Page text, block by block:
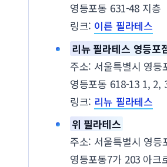
영등포동 631-48 지층
링크: 이른 필라테스
리뉴 필라테스 영등포
주소: 서울특별시 영등
영등포동 618-13 1, 2,
링크: 리뉴 필라테스
위 필라테스
주소: 서울특별시 영등
영등포동7가 203 아크